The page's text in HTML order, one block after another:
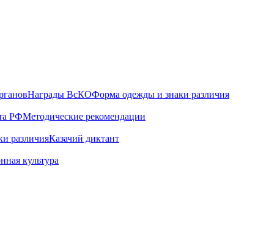
Награды ВсКОФорма одежды и знаки различия
РФМетодические рекомендации
различияКазачий диктант
культура